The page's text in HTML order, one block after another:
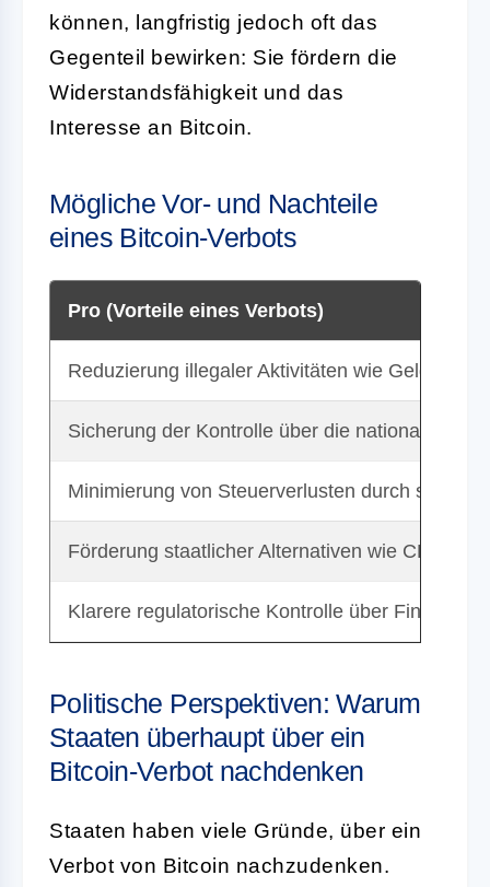
können, langfristig jedoch oft das
Gegenteil bewirken: Sie fördern die
Widerstandsfähigkeit und das
Interesse an Bitcoin.
Mögliche Vor- und Nachteile
eines Bitcoin-Verbots
Pro (Vorteile eines Verbots)
Reduzierung illegaler Aktivitäten wie
Sicherung der Kontrolle über die nationale
Minimierung von Steuerverlusten durch schwer
Förderung staatlicher Alternativen wie CBDCs
Klarere regulatorische Kontrolle über
Politische Perspektiven: Warum
Staaten überhaupt über ein
Bitcoin-Verbot nachdenken
Staaten haben viele Gründe, über ein
Verbot von Bitcoin nachzudenken.